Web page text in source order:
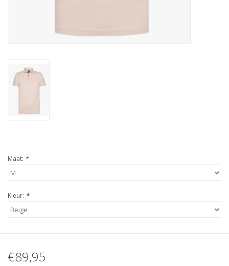
Maat: *
Kleur: *
€89,95